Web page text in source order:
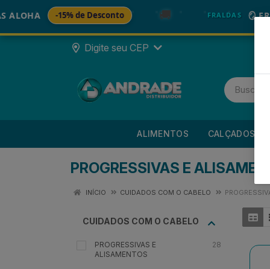
-15% de Desconto 🚚 🪞 FRALDA
Digite seu CEP
ALIMENTOS CALÇADOS
PROGRESSIVAS E
INÍCIO CUIDADOS COM O CABELO
CUIDADOS COM O CABELO
PROGRESSIVAS E
ALISAMENTOS
28